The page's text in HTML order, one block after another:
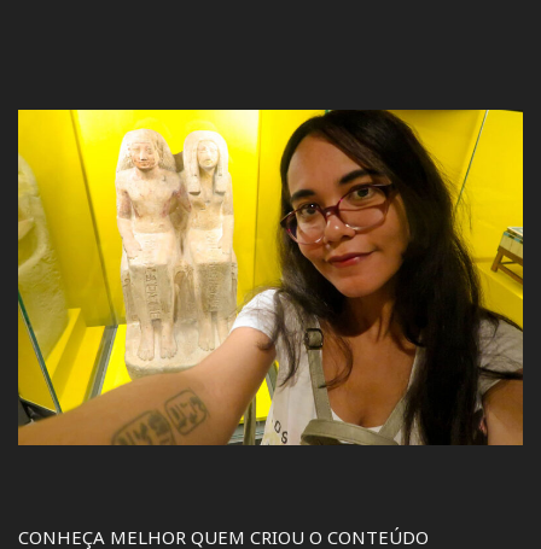
CONHEÇA MELHOR QUEM CRIOU O CONTEÚDO